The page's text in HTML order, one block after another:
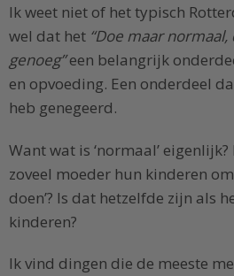
Ik weet niet of het typisch
wel dat het “Doe maar
genoeg”een belangrijk
en opvoeding. Een onderdeel
heb genegeerd.
Want wat is ‘normaal’
zoveel moeder hun kinderen
doen’? Is dat hetzelfde zijn als
kinderen?
Ik vind dingen die de meeste